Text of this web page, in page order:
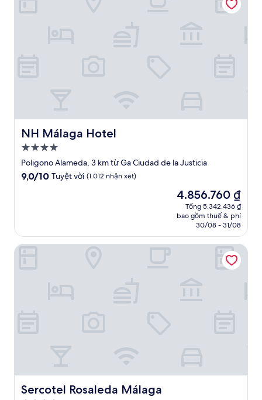
NH Málaga Hotel
NH Málaga Hotel
Nơi
lưu
trú
Poligono Alameda, 3 km từ Ga Ciudad de la Justicia
9.0
nhận
xét)
9,0/10 Tuyệt vời (1.012 nhận xét)
Giá
hiện
tại
4.856.760 ₫
4.856.760 ₫
Tổng 5.342.436 ₫
bao gồm thuế & phí
30/08 - 31/08
Sercotel Rosaleda Málaga
Sercotel Rosaleda Málaga
Sercotel Rosaleda Málaga